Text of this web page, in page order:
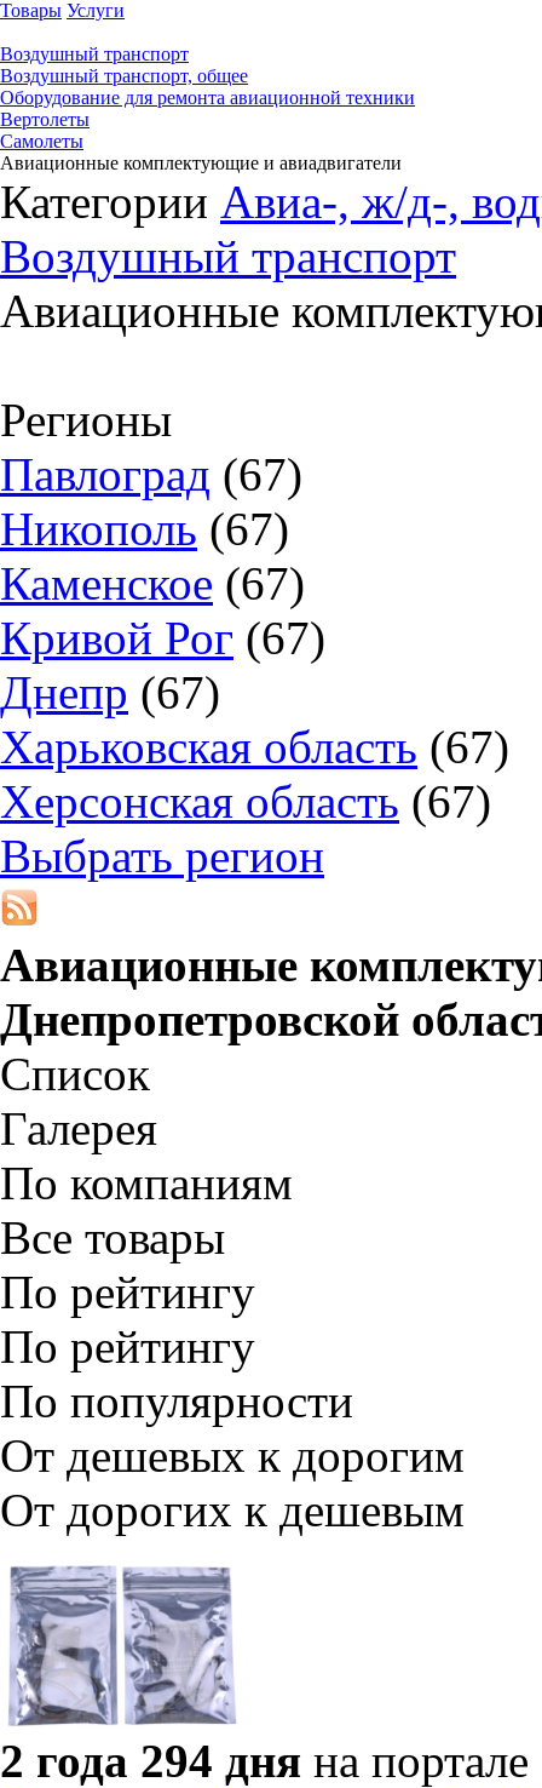
Товары Услуги
Воздушный транспорт
Воздушный транспорт, общее
Оборудование для ремонта авиационной техники
Вертолеты
Самолеты
Авиационные комплектующие и авиадвигатели
Категории Авиа-, ж/д-,
Воздушный транспорт
Авиационные
Регионы
Павлоград (67)
Никополь (67)
Каменское (67)
Кривой Рог (67)
Днепр (67)
Харьковская область (67)
Херсонская область (67)
Выбрать регион
Авиационные
Днепропетровской
Список
Галерея
По компаниям
Все товары
По рейтингу
По рейтингу
По популярности
От дешевых к дорогим
От дорогих к дешевым
2 года 294 дня на портале